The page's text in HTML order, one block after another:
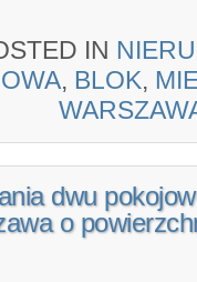
IN
, BLOK,
dwu
o